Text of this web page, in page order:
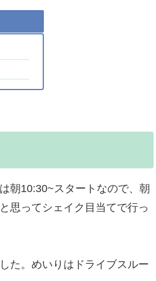
朝10:30~スタートなので、朝
思ってシェイク目当てで行っ
た。めいりはドライブスルー